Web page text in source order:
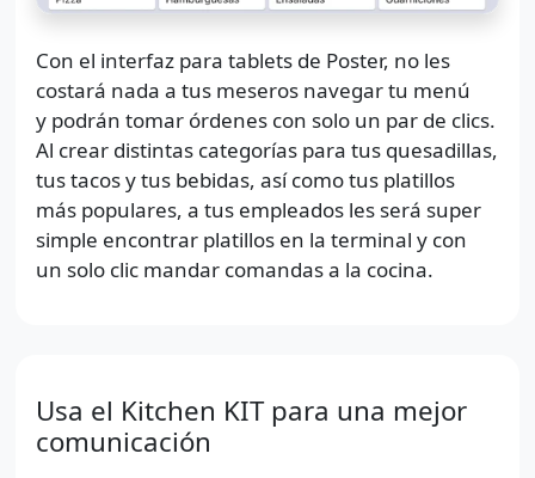
Con el interfaz para tablets de Poster, no les
costará nada a tus meseros navegar tu menú
y podrán tomar órdenes con solo un par de clics.
Al crear distintas categorías para tus quesadillas,
tus tacos y tus bebidas, así como tus platillos
más populares, a tus empleados les será super
simple encontrar platillos en la terminal y con
un solo clic mandar comandas a la cocina.
Usa el Kitchen KIT para una mejor
comunicación